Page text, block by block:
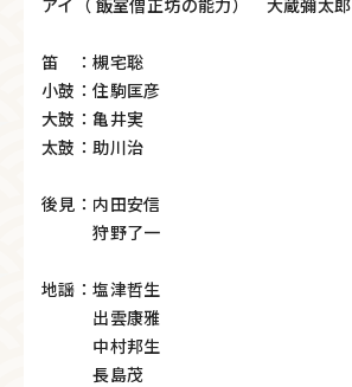
笛 ：槻宅聡
小鼓：住駒匡彦
大鼓：亀井実
太鼓：助川治
後見：内田安信
狩野了一
地謡：塩津哲生
出雲康雅
中村邦生
長島茂